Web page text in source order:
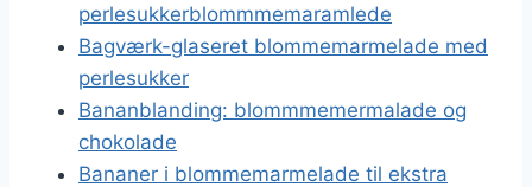
perlesukkerblommmemaramlede
Bagværk-glaseret blommemarmelade med
perlesukker
Bananblanding: blommmemermalade og
chokolade
Bananer i blommemarmelade til ekstra